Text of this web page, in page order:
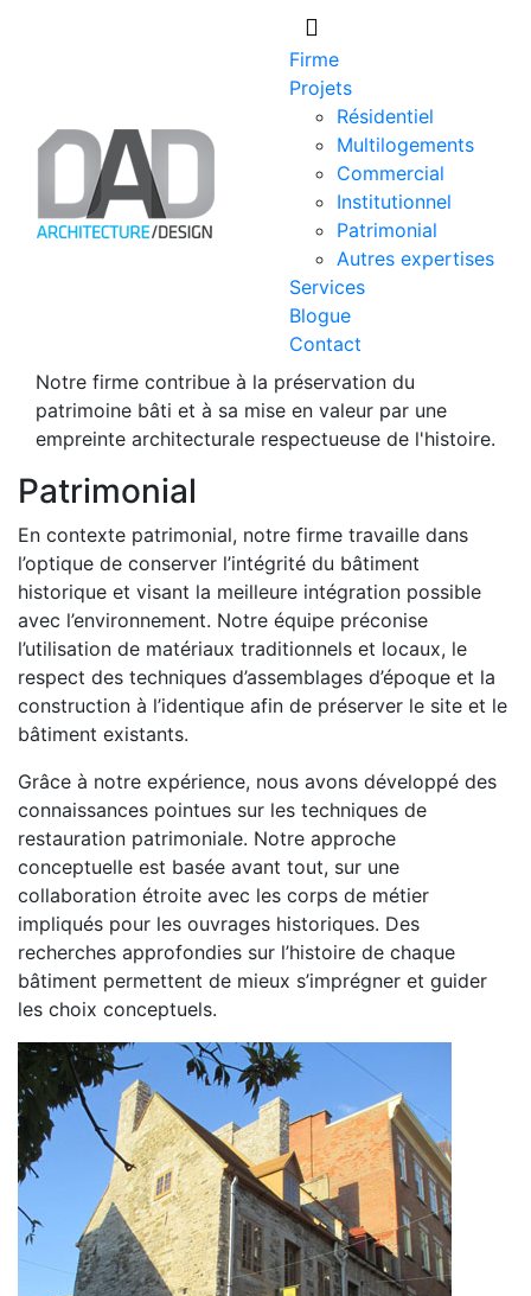
Firme
Projets
Résidentiel
Multilogements
Commercial
Institutionnel
Patrimonial
Autres expertises
Services
Blogue
Contact
Notre firme contribue à la préservation du
patrimoine bâti et à sa mise en valeur par une
empreinte architecturale respectueuse de l'histoire.
Patrimonial
En contexte patrimonial, notre firme travaille dans
l’optique de conserver l’intégrité du bâtiment
historique et visant la meilleure intégration possible
avec l’environnement. Notre équipe préconise
l’utilisation de matériaux traditionnels et locaux, le
respect des techniques d’assemblages d’époque et la
construction à l’identique afin de préserver le site et le
bâtiment existants.
Grâce à notre expérience, nous avons développé des
connaissances pointues sur les techniques de
restauration patrimoniale. Notre approche
conceptuelle est basée avant tout, sur une
collaboration étroite avec les corps de métier
impliqués pour les ouvrages historiques. Des
recherches approfondies sur l’histoire de chaque
bâtiment permettent de mieux s’imprégner et guider
les choix conceptuels.